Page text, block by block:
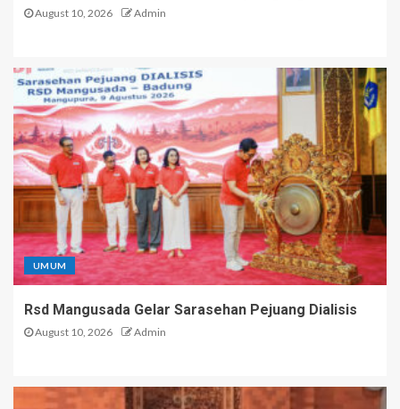
August 10, 2026 Admin
UMUM
Rsd Mangusada Gelar Sarasehan Pejuang Dialisis
August 10, 2026 Admin